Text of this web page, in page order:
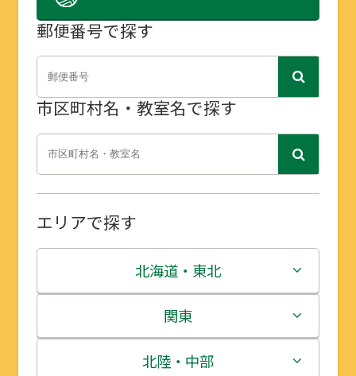
郵便番号で探す
市区町村名・教室名で探す
エリアで探す
北海道・東北
北海道
青森県
関東
茨城県
北陸・中部